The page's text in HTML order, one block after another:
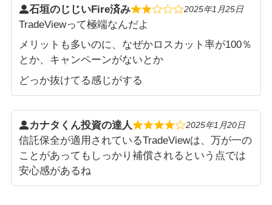
2025年1月25日
TradeViewって極端なんだよ
メリットも多いのに、なぜかロスカット率が100％
とか、キャンペーンがないとか
どっか抜けてる感じがする
石垣のじじいFire済み
2025年1月20日
信託保全が適用されているTradeViewは、万が一の
ことがあってもしっかり補償されるという点では
安心感があるね
カナタくん投資の達人